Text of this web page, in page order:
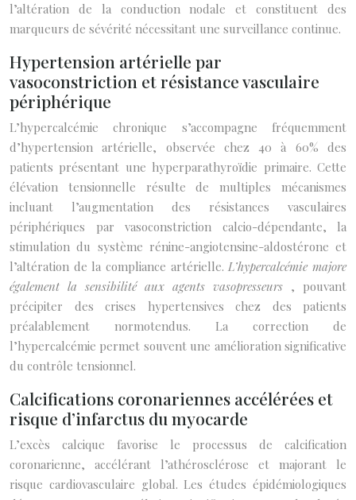
l’altération de la conduction nodale et constituent des
marqueurs de sévérité nécessitant une surveillance continue.
Hypertension artérielle par
vasoconstriction et résistance vasculaire
périphérique
L’hypercalcémie chronique s’accompagne fréquemment
d’hypertension artérielle, observée chez 40 à 60% des
patients présentant une hyperparathyroïdie primaire. Cette
élévation tensionnelle résulte de multiples mécanismes
incluant l’augmentation des résistances vasculaires
périphériques par vasoconstriction calcio-dépendante, la
stimulation du système rénine-angiotensine-aldostérone et
l’altération de la compliance artérielle.L’hypercalcémie majore
également la sensibilité aux agents vasopresseurs , pouvant
précipiter des crises hypertensives chez des patients
préalablement normotendus. La correction de
l’hypercalcémie permet souvent une amélioration significative
du contrôle tensionnel.
Calcifications coronariennes accélérées et
risque d’infarctus du myocarde
L’excès calcique favorise le processus de calcification
coronarienne, accélérant l’athérosclérose et majorant le
risque cardiovasculaire global. Les études épidémiologiques